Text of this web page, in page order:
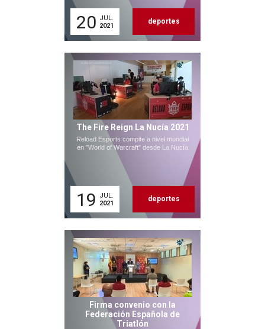
20 JUL.
2021
deportes
The Fire Reign La Nucía 2021
Reload Esports compite a nivel mundial
en "World of Warcraft" desde La Nucía
19
JUL.
2021
deportes
Firma convenio con la
Federación Española de
Triatlón